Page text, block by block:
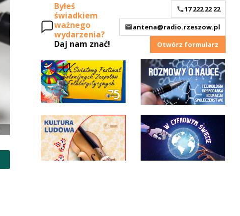
Byłeś
świadkiem
ważnego
wydarzenia?
Daj nam znać!
17 222 22 22
antena@radio.rzeszow.pl
Otwórz formularz